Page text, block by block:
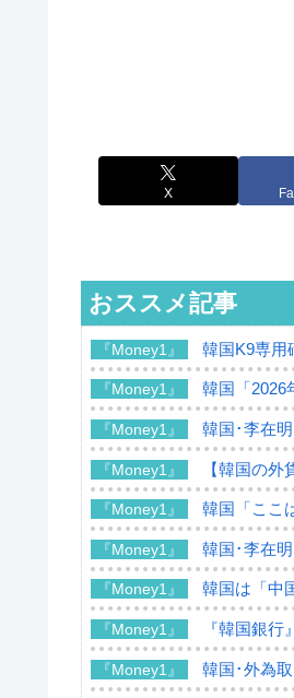
X
おススメ記事
『Money1』 韓国K9専用
『Money1』 韓国「2026
『Money1』 韓国･李在
『Money1』 【韓国の
『Money1』 韓国「ここ
『Money1』 韓国･李在
『Money1』 韓国は「中
『Money1』 『韓国銀
『Money1』 韓国･外為